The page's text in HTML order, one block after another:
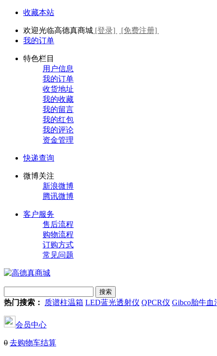
收藏本站
欢迎光临高德真商城 [登录]
[免费注册]
我的订单
特色栏目
用户信息
我的订单
收货地址
我的收藏
我的留言
我的红包
我的评论
资金管理
快递查询
微博关注
新浪微博
腾讯微博
客户服务
售后流程
购物流程
订购方式
常见问题
热门搜索： 质谱柱温箱 LED蓝光透射仪 QPCR仪 Gibco胎牛血
会员中心
0 去购物车结算